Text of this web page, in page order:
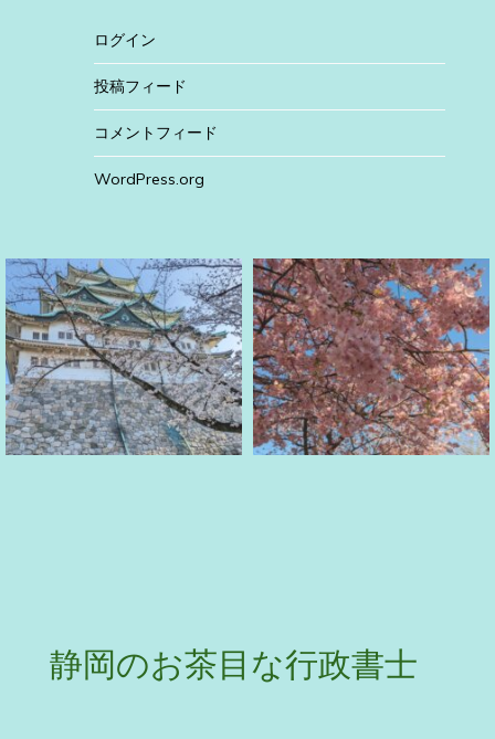
ログイン
投稿フィード
コメントフィード
WordPress.org
静岡のお茶目な行政書士